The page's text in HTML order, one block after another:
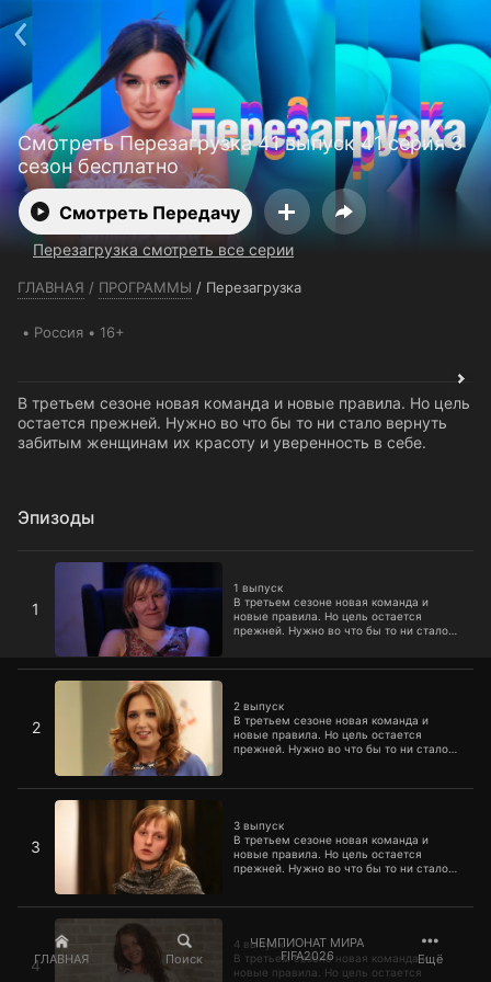
ГЛАВНАЯ Поиск
ЧЕМПИОНАТ МИРА
FIFA2026
Ещё
Смотреть Перезагрузка 41 выпуск 41 серия 3
сезон бесплатно
Смотреть Передачу
Перезагрузка смотреть все серии
ГЛАВНАЯ / ПРОГРАММЫ / Перезагрузка
Россия 16+
В третьем сезоне новая команда и новые правила. Но цель
остается прежней. Нужно во что бы то ни стало вернуть
забитым женщинам их красоту и уверенность в себе.
Эпизоды
1
1 выпуск
В третьем сезоне новая команда и
новые правила. Но цель остается
прежней. Нужно во что бы то ни стало
1 выпуск
2
2 выпуск
В третьем сезоне новая команда и
новые правила. Но цель остается
прежней. Нужно во что бы то ни стало
2 выпуск
3
3 выпуск
В третьем сезоне новая команда и
новые правила. Но цель остается
прежней. Нужно во что бы то ни стало
3 выпуск
4
4 выпуск
В третьем сезоне новая команда и
новые правила. Но цель остается
4 выпуск
Телефон поддержки: +7 (727) 323 10 92
Пользовательское соглашение
Политика конфиденциальности
Открыть приложение
Ввести промокод